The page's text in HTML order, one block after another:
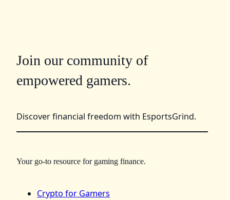
Join our community of
empowered gamers.
Discover financial freedom with EsportsGrind.
Your go-to resource for gaming finance.
Crypto for Gamers